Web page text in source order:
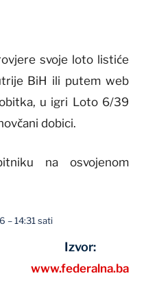
svoje loto listiće
BiH ili putem web
u igri Loto 6/39
dobici.
na osvojenom
– 14:31 sati
Izvor:
www.federalna.ba